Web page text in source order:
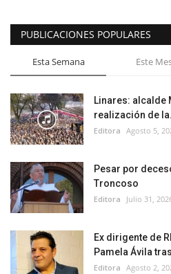
PUBLICACIONES POPULARES
Esta Semana Este
Linares: alcalde
realización de
Editora Agosto 5,
Pesar por
Troncoso
Editora Julio 31,
Ex dirigente de
Pamela Ávila
Editora Agosto 2,